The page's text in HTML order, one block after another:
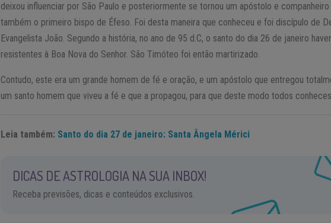
deixou influenciar por São Paulo e posteriormente se tornou um apóstolo e
também o primeiro bispo de Éfeso. Foi desta maneira que conheceu e foi discípulo de
Evangelista João. Segundo a história, no ano de 95 d.C, o santo do dia 26 de janeiro
resistentes à Boa Nova do Senhor. São Timóteo foi então martirizado.
Contudo, este era um grande homem de fé e oração, e um apóstolo que entregou
um santo homem que viveu a fé e que a propagou, para que deste modo todos
Leia também: Santo do dia 27 de janeiro: Santa Ângela Mérici
DICAS DE ASTROLOGIA NA SUA INBOX!
Receba previsões, dicas e conteúdos exclusivos.